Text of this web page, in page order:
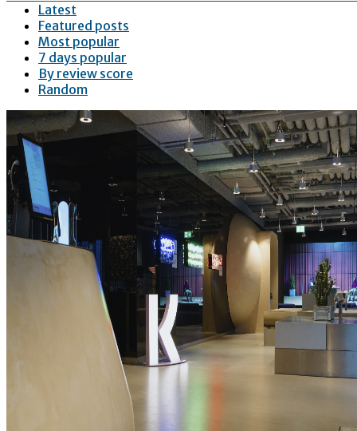
Latest
Featured posts
Most popular
7 days popular
By review score
Random